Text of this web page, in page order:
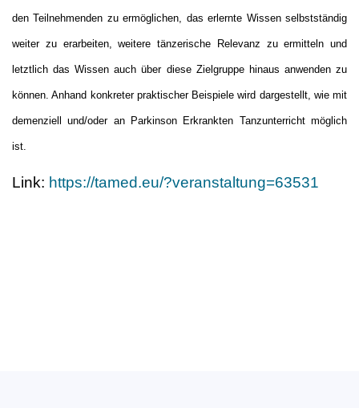
den Teilnehmenden zu ermöglichen, das erlernte Wissen selbstständig
weiter zu erarbeiten, weitere tänzerische Relevanz zu ermitteln und
letztlich das Wissen auch über diese Zielgruppe hinaus anwenden zu
können. Anhand konkreter praktischer Beispiele wird dargestellt, wie mit
demenziell und/oder an Parkinson Erkrankten Tanzunterricht möglich
ist.
Link: https://tamed.eu/?veranstaltung=63531